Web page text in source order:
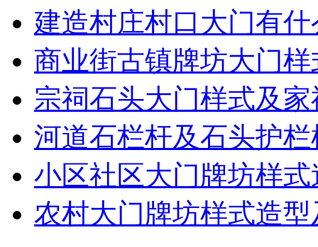
建造村庄村口大门有
商业街古镇牌坊大门
宗祠石头大门样式及
河道石栏杆及石头护
小区社区大门牌坊样
农村大门牌坊样式造